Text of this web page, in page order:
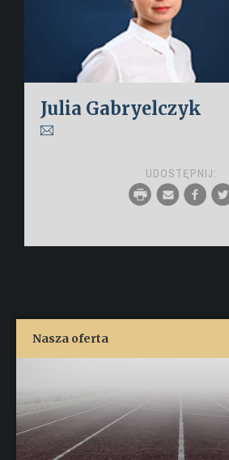
Julia Gabryelczyk
UDOSTĘPNIJ:
Nasza oferta